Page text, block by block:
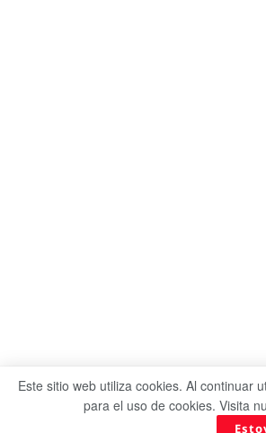
Este sitio web utiliza cookies. Al continuar
para el uso de cookies. Visita